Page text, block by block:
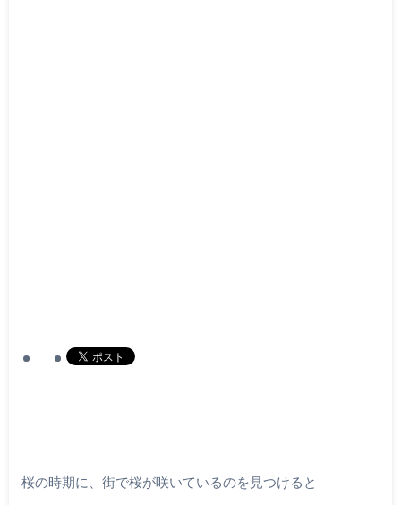
桜の時期に、街で桜が咲いているのを見つけると